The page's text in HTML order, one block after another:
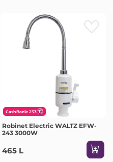
CashBack: 233
Robinet Electric WALTZ EFW-
243 3000W
465 L